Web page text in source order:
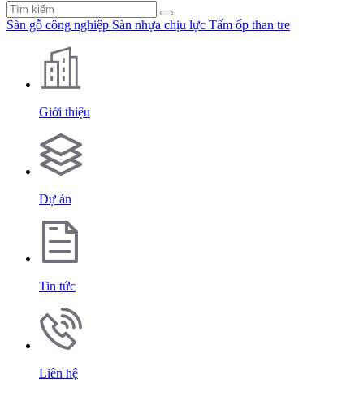
Sàn gỗ công nghiệp Sàn nhựa chịu lực Tấm ốp than tre
Giới thiệu
Dự án
Tin tức
Liên hệ